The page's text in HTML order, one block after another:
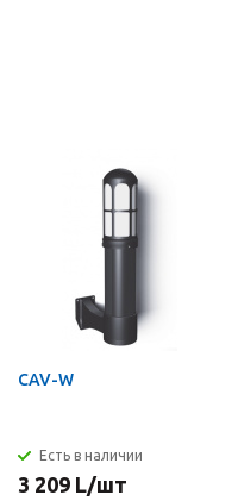
CAV-W
Есть в наличии
3 209 L/шт